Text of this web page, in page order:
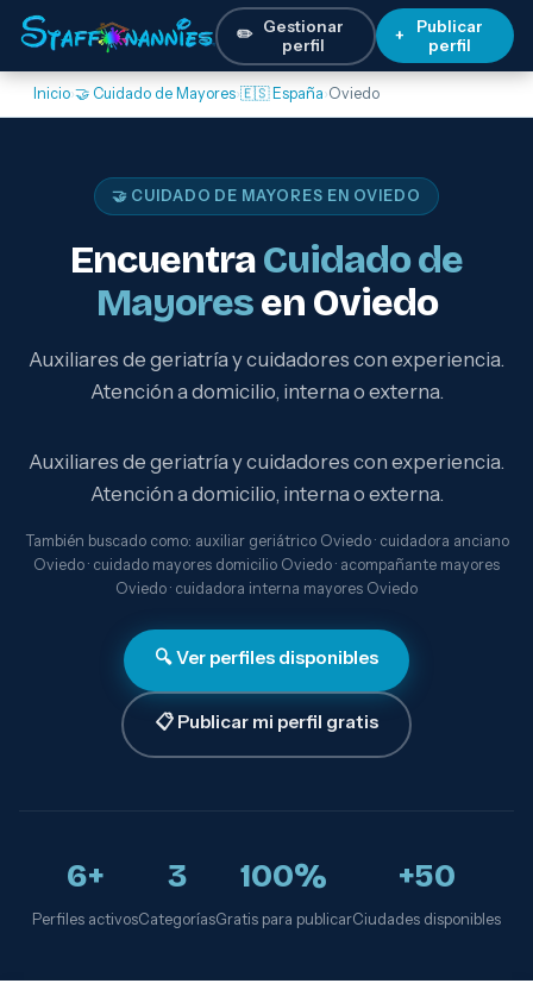
✏️ Gestionar
perfil
+
Publicar
perfil
Inicio›🤝 Cuidado de Mayores›🇪🇸 España›Oviedo
🤝 CUIDADO DE MAYORES EN OVIEDO
EncuentraCuidado de
Mayoresen Oviedo
Auxiliares de geriatría y cuidadores con experiencia.
Atención a domicilio, interna o externa.
Auxiliares de geriatría y cuidadores con experiencia.
Atención a domicilio, interna o externa.
También buscado como: auxiliar geriátrico Oviedo · cuidadora anciano
Oviedo · cuidado mayores domicilio Oviedo · acompañante mayores
Oviedo · cuidadora interna mayores Oviedo
🔍 Ver perfiles disponibles
📋 Publicar mi perfil gratis
6+
Perfiles activos
3
Categorías
100%
Gratis para publicar
+50
Ciudades disponibles